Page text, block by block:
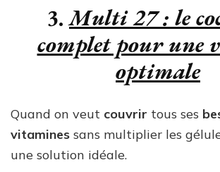
3.Multi 27 : le
complet pour une
optimale
Quand on veut couvrir tous ses
vitamines sans multiplier les
une solution idéale.